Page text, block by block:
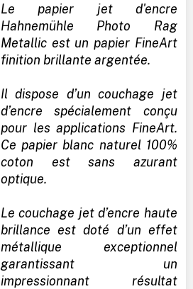
Le papier jet d'encre
Hahnemühle Photo Rag
Metallic est un papier FineArt
finition brillante argentée.
Il dispose d’un couchage jet
d’encre spécialement conçu
pour les applications FineArt.
Ce papier blanc naturel 100%
coton est sans azurant
optique.
Le couchage jet d’encre haute
brillance est doté d’un effet
métallique exceptionnel
garantissant un
impressionnant résultat